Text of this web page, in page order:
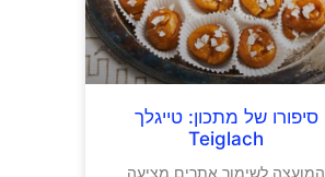
סיפורו של מתכון: טייגלך
Teiglach
המועצה לשימור אתרים מציעה